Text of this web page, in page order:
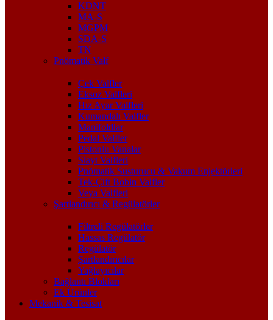
KDNT
MA-S
MGPM
SDA-S
TN
Pnömatik Valf
Çek Valfler
Eksoz Valfleri
Hız Ayar Valfleri
Kumandalı Valfler
Manifoldlar
Pedal Valfler
Pistonlu Vanalar
Slayt Valfleri
Pnömatik Susturucu & Vakum Enjektörleri
Tek-Çift Bobin Valfler
Veya Valfleri
Şartlandırıcı & Regülatörler
Filtreli Regülatörler
Hassas Regülatör
Regülatör
Şartlandırıcılar
Yağlayıcılar
Bağlantı Blokları
Ek Ürünler
Mekanik & Tesisat